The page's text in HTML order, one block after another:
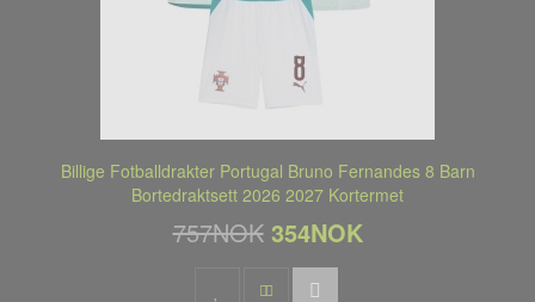
Billige Fotballdrakter Portugal Bruno Fernandes 8 Barn
Bortedraktsett 2026 2027 Kortermet
757NOK 354NOK